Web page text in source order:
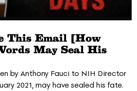
This Email [How
May Seal His
by Anthony Fauci to NIH Director
2021, may have sealed his fate.